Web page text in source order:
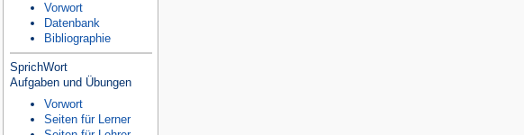
Vorwort
Datenbank
Bibliographie
SprichWort
Aufgaben und Übungen
Vorwort
Seiten für Lerner